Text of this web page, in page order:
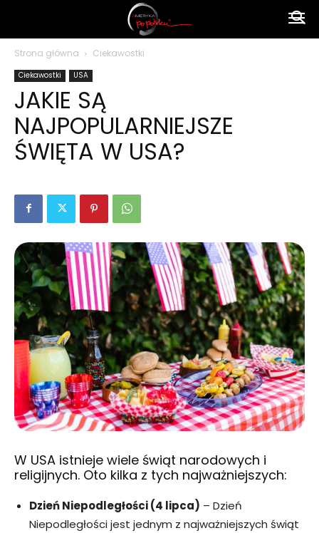
polsku
Strona główna Ciekawostki
Ciekawostki USA
JAKIE SĄ
NAJPOPULARNIEJSZE
ŚWIĘTA W USA?
W USA istnieje wiele świąt narodowych i
religijnych. Oto kilka z tych najważniejszych:
Dzień Niepodległości (4 lipca) – Dzień
Niepodległości jest jednym z najważniejszych świąt